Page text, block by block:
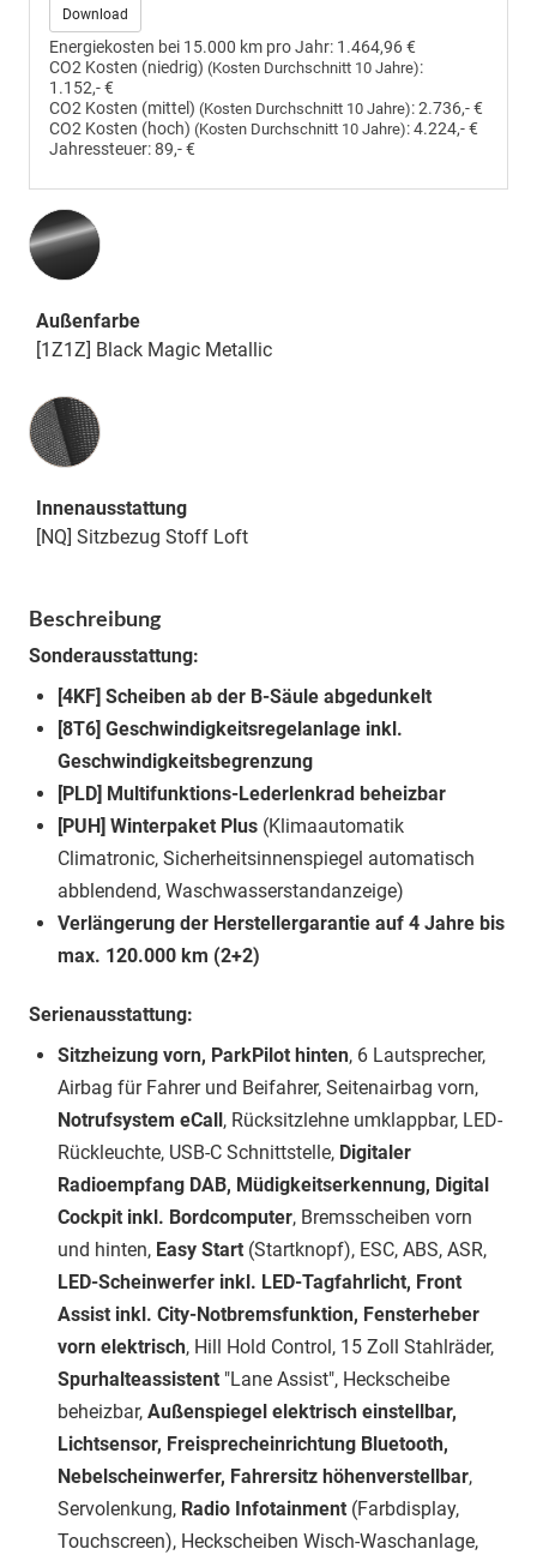
Download
Energiekosten bei 15.000 km pro Jahr: 1.464,96 €
CO2 Kosten (niedrig) (Kosten Durchschnitt 10 Jahre):
1.152,- €
CO2 Kosten (mittel) (Kosten Durchschnitt 10 Jahre):2.736,- €
CO2 Kosten (hoch) (Kosten Durchschnitt 10 Jahre):4.224,- €
Jahressteuer:89,- €
Außenfarbe
[1Z1Z] Black Magic Metallic
Innenausstattung
Innenausstattung
[NQ] Sitzbezug Stoff Loft
Beschreibung
Sonderausstattung:
[4KF] Scheiben ab der B-Säule abgedunkelt
[8T6] Geschwindigkeitsregelanlage inkl.
Geschwindigkeitsbegrenzung
[PLD] Multifunktions-Lederlenkrad beheizbar
[PUH] Winterpaket Plus (Klimaautomatik
Climatronic, Sicherheitsinnenspiegel automatisch
abblendend, Waschwasserstandanzeige)
Verlängerung der Herstellergarantie auf 4 Jahre bis
max. 120.000 km (2+2)
Serienausstattung:
Sitzheizung vorn, ParkPilot hinten, 6 Lautsprecher,
Airbag für Fahrer und Beifahrer, Seitenairbag vorn,
Notrufsystem eCall, Rücksitzlehne umklappbar, LED-
Rückleuchte, USB-C Schnittstelle, Digitaler
Radioempfang DAB, Müdigkeitserkennung, Digital
Cockpit inkl. Bordcomputer, Bremsscheiben vorn
und hinten, Easy Start (Startknopf), ESC, ABS, ASR,
LED-Scheinwerfer inkl. LED-Tagfahrlicht, Front
Assist inkl. City-Notbremsfunktion, Fensterheber
vorn elektrisch, Hill Hold Control, 15 Zoll Stahlräder,
Spurhalteassistent "Lane Assist", Heckscheibe
beheizbar, Außenspiegel elektrisch einstellbar,
Lichtsensor, Freisprecheinrichtung Bluetooth,
Nebelscheinwerfer, Fahrersitz höhenverstellbar,
Servolenkung, Radio Infotainment (Farbdisplay,
Touchscreen), Heckscheiben Wisch-Waschanlage,